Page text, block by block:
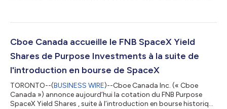
un produit inédit qui redéfinit ce qu'un FNB d'options d'achat
« Nous sommes très heureux d'enrichir notre gamme de FNB
Cboe Canada accueille le FNB SpaceX Yield
Shares de Purpose Investments à la suite de
l'introduction en bourse de SpaceX
TORONTO--(BUSINESS WIRE)--Cboe Canada Inc. (« Cboe
Canada ») annonce aujourd’hui la cotation du FNB Purpose
SpaceX Yield Shares , suite à l’introduction en bourse historique